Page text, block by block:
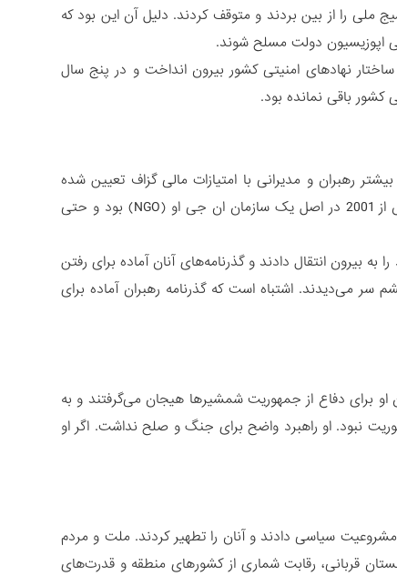
را از بین بردند و متوقف کردند. دلیل آن این بود که
اپوزیسیون دولت مسلح شوند.
نهادهای امنیتی کشور بیرون انداخت و در پنج سال
باقی نمانده بود.
رهبران و مدیرانی با امتیازات مالی گزاف تعیین شده
بودند که خانه و کاشانه آنان در خارج از کشور بود. به دیگر سخن دولت افغانستان پس از 2001 در اصل یک سازمان ان جی او (NGO) بود و حتی
به بیرون انتقال دادند و گذرنامه‌های آنان آماده برای رفتن
می‌دیدند. اشتباه است که گذرنامه رهبران آماده برای
برای دفاع از جمهوریت شمشیرها هیجان می‌گرفتند و به
نبود. او راهبرد واضح برای جنگ و صلح نداشت. اگر او
سیاسی دادند و آنان را تطهیر کردند. ملت و مردم
قربانی، رقابت شماری از کشورهای منطقه و قدرت‌های